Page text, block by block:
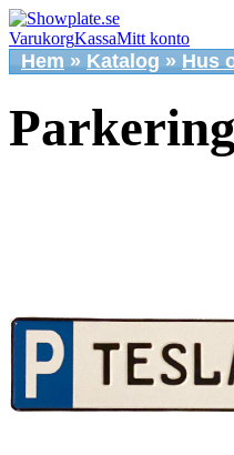
VarukorgKassaMitt konto
Hem » Katalog » Hus